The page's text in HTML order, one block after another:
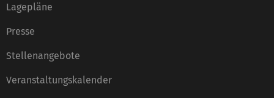
Lagepläne
Presse
Stellenangebote
Veranstaltungskalender